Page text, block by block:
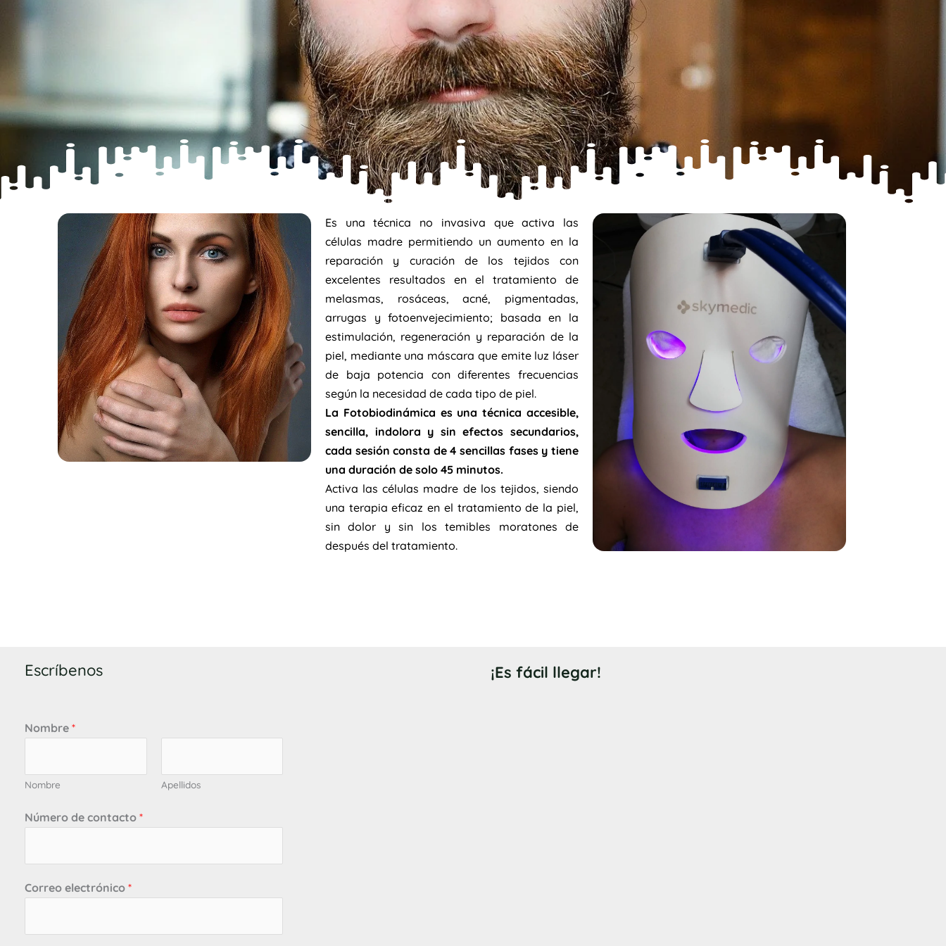
Es una técnica no invasiva que activa las
células madre permitiendo un aumento en la
reparación y curación de los tejidos con
excelentes resultados en el tratamiento de
melasmas, rosáceas, acné, pigmentadas,
arrugas y fotoenvejecimiento; basada en la
estimulación, regeneración y reparación de la
piel, mediante una máscara que emite luz láser
de baja potencia con diferentes frecuencias
según la necesidad de cada tipo de piel.
La Fotobiodinámica es una técnica accesible,
sencilla, indolora y sin efectos secundarios,
cada sesión consta de 4 sencillas fases y tiene
una duración de solo 45 minutos.
Activa las células madre de los tejidos, siendo
una terapia eficaz en el tratamiento de la piel,
sin dolor y sin los temibles moratones de
después del tratamiento.
Escríbenos
Nombre *
Nombre Apellidos
Número de contacto *
Correo electrónico *
¡Es fácil llegar!